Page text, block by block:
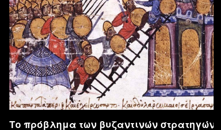
Το πρόβλημα των βυζαντινών στρατηγών